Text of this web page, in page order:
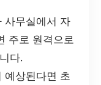
사무실에서 자
주로 원격으로
다.
예상된다면 초